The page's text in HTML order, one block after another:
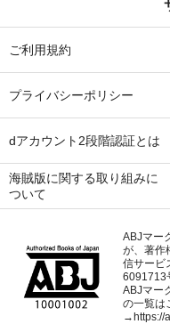
ご利用規約
プライバシーポリシー
dアカウント2段階認証とは
海賊版に関する取り組みに
ついて
ABJマー
が、著作
信サービ
6091713
ABJマー
の一覧は
→https://